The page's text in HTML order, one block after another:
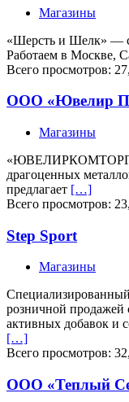
Магазины
«Шерсть и Шелк» —
Работаем в Москве,
Всего просмотров:
ООО «Ювелир
Магазины
«ЮВЕЛИРКОМТОРГ»
драгоценных
предлагает […]
Всего просмотров:
Step Sport
Магазины
розничной продажей
активных добавок и
[…]
Всего просмотров:
ООО «Теплый